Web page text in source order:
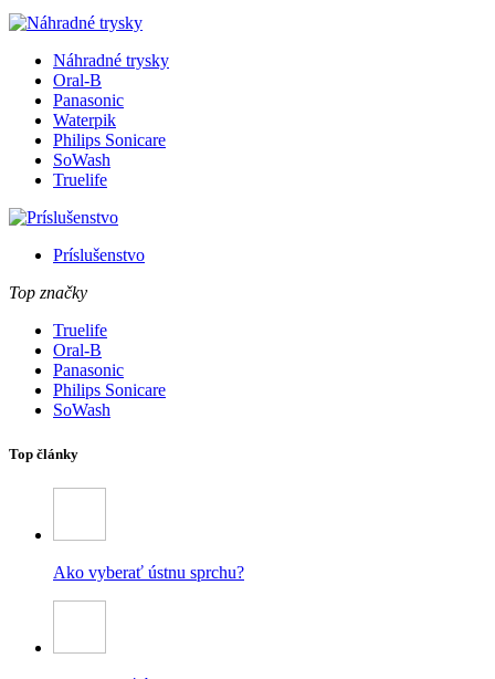
Náhradné trysky
Oral-B
Panasonic
Waterpik
Philips Sonicare
SoWash
Truelife
Príslušenstvo
Top značky
Truelife
Oral-B
Panasonic
Philips Sonicare
SoWash
Top články
Ako vyberať ústnu sprchu?